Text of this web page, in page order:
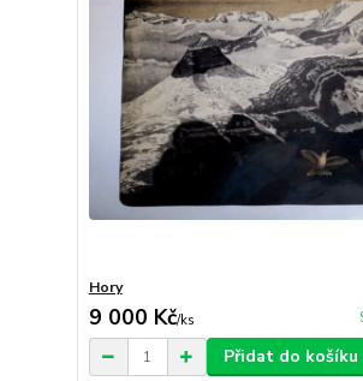
Hory
9 000 Kč/ks
Přidat do košíku